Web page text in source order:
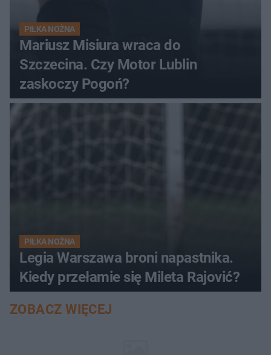
PIŁKA NOŻNA
Mariusz Misiura wraca do
Szczecina. Czy Motor Lublin
zaskoczy Pogoń?
PIŁKA NOŻNA
Legia Warszawa broni napastnika.
Kiedy przełamie się Mileta Rajović?
ZOBACZ WIĘCEJ